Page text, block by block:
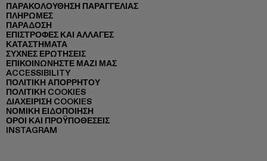
ΠΑΡΑΚΟΛΟΎΘΗΣΗ ΠΑΡΑΓΓΕΛΊΑΣ
ΠΛΗΡΩΜΈΣ
ΠΑΡΆΔΟΣΗ
ΕΠΙΣΤΡΟΦΈΣ ΚΑΙ ΑΛΛΑΓΈΣ
ΚΑΤΑΣΤΉΜΑΤΑ
ΣΥΧΝΈΣ ΕΡΩΤΉΣΕΙΣ
ΕΠΙΚΟΙΝΩΝΉΣΤΕ ΜΑΖΊ ΜΑΣ
ACCESSIBILITY
ΠΟΛΙΤΙΚΉ ΑΠΟΡΡΉΤΟΥ
ΠΟΛΙΤΙΚΉ COOKIES
ΔΙΑΧΕΊΡΙΣΗ COOKIES
ΝΟΜΙΚΉ ΕΙΔΟΠΟΊΗΣΗ
ΌΡΟΙ ΚΑΙ ΠΡΟΫΠΟΘΈΣΕΙΣ
INSTAGRAM